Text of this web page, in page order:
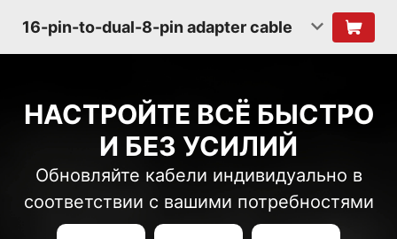
16-pin-to-dual-8-pin adapter cable
НАСТРОЙТЕ ВСЁ БЫСТРО
И БЕЗ УСИЛИЙ
Обновляйте кабели индивидуально в
соответствии с вашими потребностями